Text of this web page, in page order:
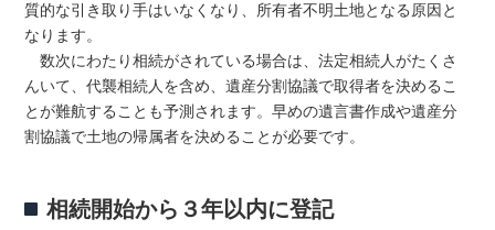
質的な引き取り手はいなくなり、所有者不明土地となる原因と
なります。
数次にわたり相続がされている場合は、法定相続人がたくさ
んいて、代襲相続人を含め、遺産分割協議で取得者を決めるこ
とが難航することも予測されます。早めの遺言書作成や遺産分
割協議で土地の帰属者を決めることが必要です。
相続開始から３年以内に登記